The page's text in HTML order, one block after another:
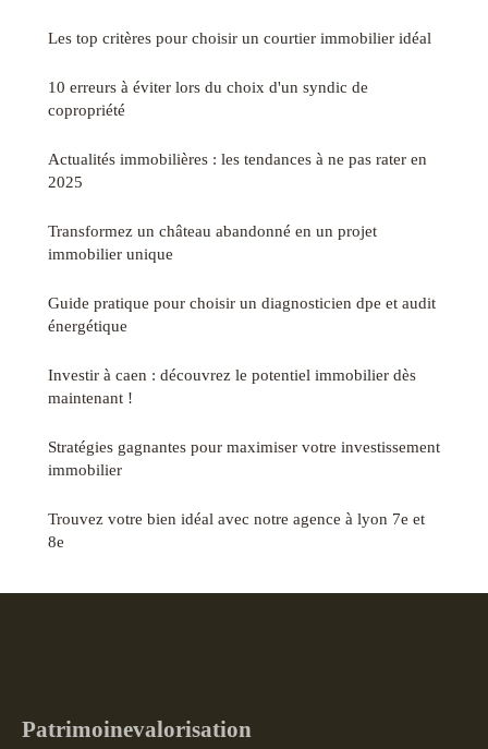
Les top critères pour choisir un courtier immobilier idéal
10 erreurs à éviter lors du choix d'un syndic de
copropriété
Actualités immobilières : les tendances à ne pas rater en
2025
Transformez un château abandonné en un projet
immobilier unique
Guide pratique pour choisir un diagnosticien dpe et audit
énergétique
Investir à caen : découvrez le potentiel immobilier dès
maintenant !
Stratégies gagnantes pour maximiser votre investissement
immobilier
Trouvez votre bien idéal avec notre agence à lyon 7e et
8e
Patrimoinevalorisation